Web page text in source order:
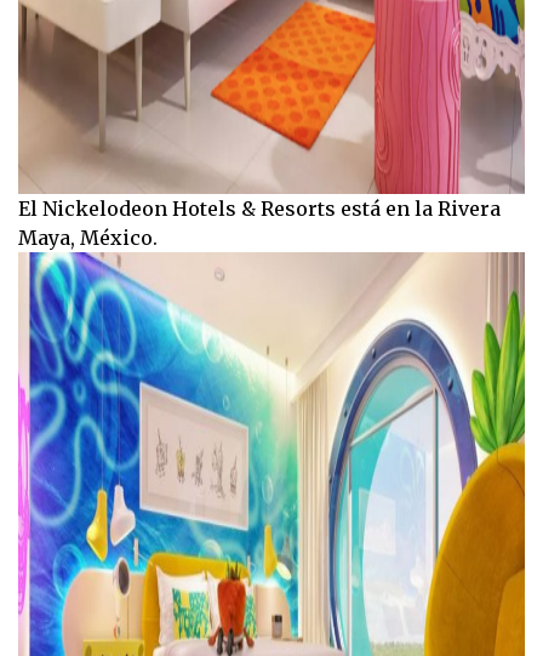
El Nickelodeon Hotels & Resorts está en la Rivera
Maya, México.